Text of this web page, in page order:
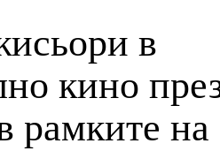
в
кино
рамките на